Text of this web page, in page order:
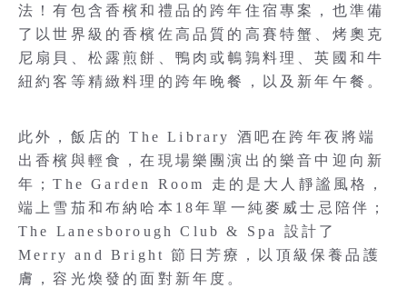
法！有包含香檳和禮品的跨年住宿專案，也準備
了以世界級的香檳佐高品質的高賽特蟹、烤奧克
尼扇貝、松露煎餅、鴨肉或鵪鶉料理、英國和牛
紐約客等精緻料理的跨年晚餐，以及新年午餐。
此外，飯店的 The Library 酒吧在跨年夜將端
出香檳與輕食，在現場樂團演出的樂音中迎向新
年；The Garden Room 走的是大人靜謐風格，
端上雪茄和布納哈本18年單一純麥威士忌陪伴；
The Lanesborough Club & Spa 設計了
Merry and Bright 節日芳療，以頂級保養品護
膚，容光煥發的面對新年度。